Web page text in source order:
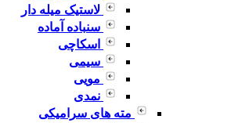
لاستیک میله دار
سنباده آماده
اسکاچی
سیمی
مویی
نمدی
مته های سرامیکی